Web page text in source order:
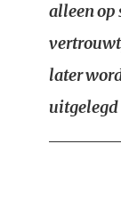
alleen
later
uitgelegd